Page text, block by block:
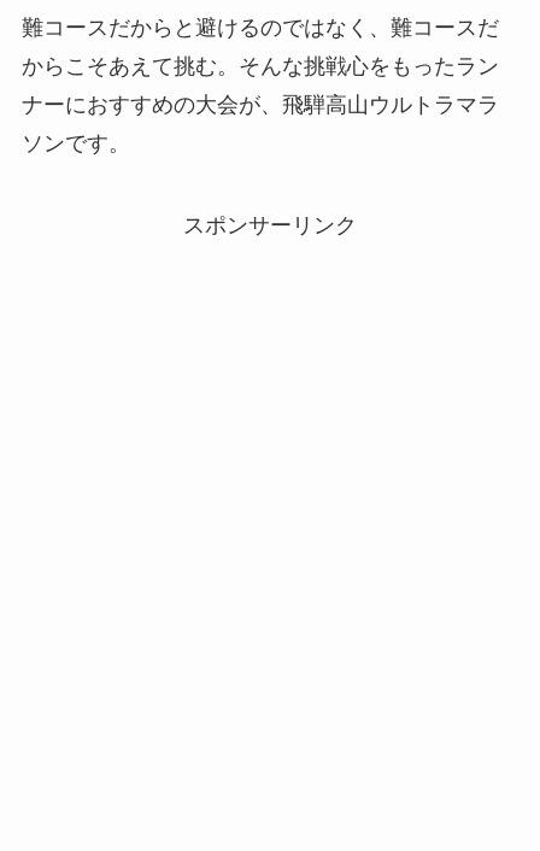
難コースだからと避けるのではなく、難コースだ
からこそあえて挑む。そんな挑戦心をもったラン
ナーにおすすめの大会が、飛騨高山ウルトラマラ
ソンです。
スポンサーリンク